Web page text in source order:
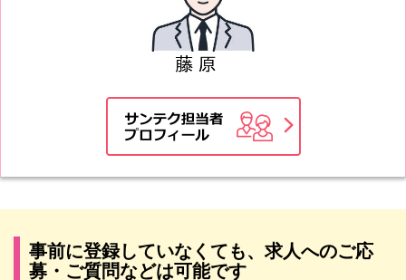
事前に登録していなくても、求人へのご応
募・ご質問などは可能です